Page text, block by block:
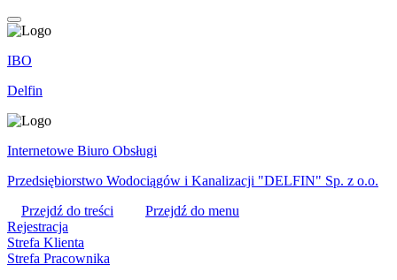
IBO
Delfin
Internetowe Biuro Obsługi
Przedsiębiorstwo Wodociągów i Kanalizacji "DELFIN" Sp. z o.o.
Przejdź do treści
Przejdź do menu
Rejestracja
Strefa Klienta
Strefa Pracownika